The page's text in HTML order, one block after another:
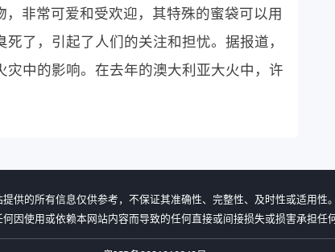
非常可爱和受欢迎，其特殊的蜜袋可以用
了，引起了人们的关注和担忧。据报道，
中的影响。在去年的澳大利亚大火中，许
供的所有信息仅供参考，不保证其准确性、完整性、及时性或适用性。
因使用或依赖本网站内容而导致的任何直接或间接损失或损害承担任